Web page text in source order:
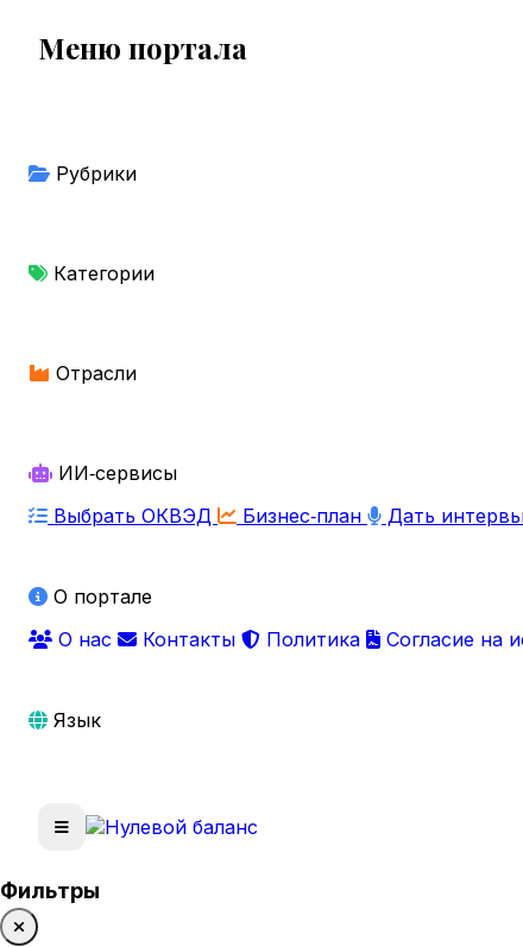
Меню портала
Рубрики
Категории
Отрасли
ИИ‑сервисы
Выбрать ОКВЭД
Бизнес‑план Дать
О портале
О нас
Контакты Политика Согласие на
Язык
Фильтры